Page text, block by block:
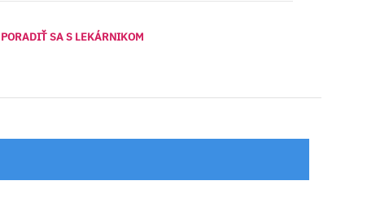
PORADIŤ SA S LEKÁRNIKOM